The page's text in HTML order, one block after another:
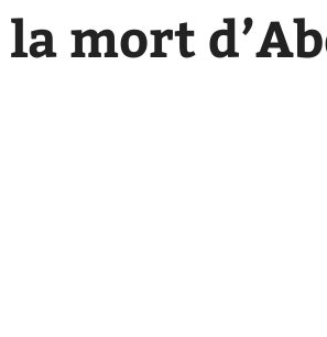
mort